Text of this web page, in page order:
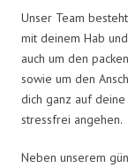
Unser Team
mit deinem Hab
auch um den
sowie um den
dich ganz auf
stressfrei angehen.
Neben unserem